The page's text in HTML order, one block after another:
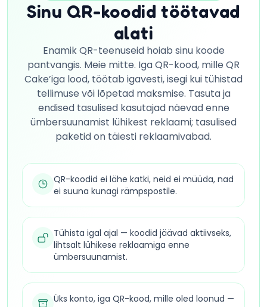
Sinu QR-koodid töötavad
alati
Enamik QR-teenuseid hoiab sinu koode
pantvangis. Meie mitte. Iga QR-kood, mille QR
Cake’iga lood, töötab igavesti, isegi kui tühistad
tellimuse või lõpetad maksmise. Tasuta ja
endised tasulised kasutajad näevad enne
ümbersuunamist lühikest reklaami; tasulised
paketid on täiesti reklaamivabad.
QR-koodid ei lähe katki, neid ei müüda, nad
ei suuna kunagi rämpspostile.
Tühista igal ajal — koodid jäävad aktiivseks,
lihtsalt lühikese reklaamiga enne
ümbersuunamist.
Üks konto, iga QR-kood, mille oled loonud —